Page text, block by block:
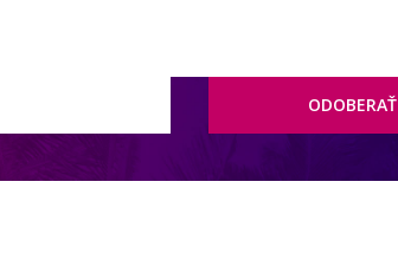
ODOBERAŤ